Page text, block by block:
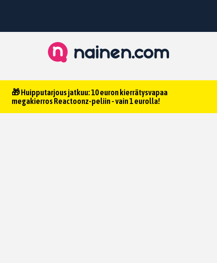
🎁 Huipputarjous jatkuu: 10 euron kierrätysvapaa
megakierros Reactoonz-peliin - vain 1 eurolla!